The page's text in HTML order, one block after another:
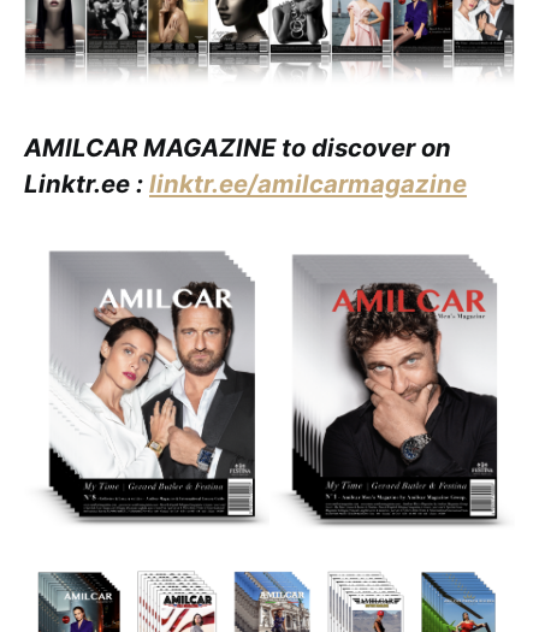
AMILCAR MAGAZINE to discover on
Linktr.ee : linktr.ee/amilcarmagazine